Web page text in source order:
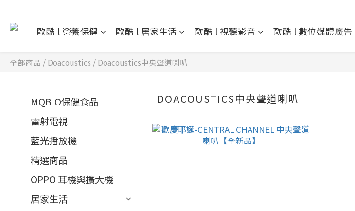
歐酷 l 營養保健 歐酷 l 居家生活 歐酷 l 視聽影音 歐酷 l 數位媒體廣告
全部商品 / Doacoustics / Doacoustics中央聲道喇叭
MQBIO保健食品
雷射電視
藍光播放機
精選商品
OPPO 耳機與擴大機
居家生活
DOACOUSTICS中央聲道喇叭